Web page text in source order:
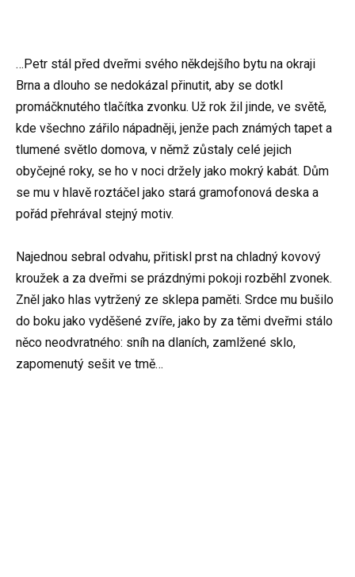
…Petr stál před dveřmi svého někdejšího bytu na okraji
Brna a dlouho se nedokázal přinutit, aby se dotkl
promáčknutého tlačítka zvonku. Už rok žil jinde, ve světě,
kde všechno zářilo nápadněji, jenže pach známých tapet a
tlumené světlo domova, v němž zůstaly celé jejich
obyčejné roky, se ho v noci držely jako mokrý kabát. Dům
se mu v hlavě roztáčel jako stará gramofonová deska a
pořád přehrával stejný motiv.
Najednou sebral odvahu, přitiskl prst na chladný kovový
kroužek a za dveřmi se prázdnými pokoji rozběhl zvonek.
Zněl jako hlas vytržený ze sklepa paměti. Srdce mu bušilo
do boku jako vyděšené zvíře, jako by za těmi dveřmi stálo
něco neodvratného: sníh na dlaních, zamlžené sklo,
zapomenutý sešit ve tmě…